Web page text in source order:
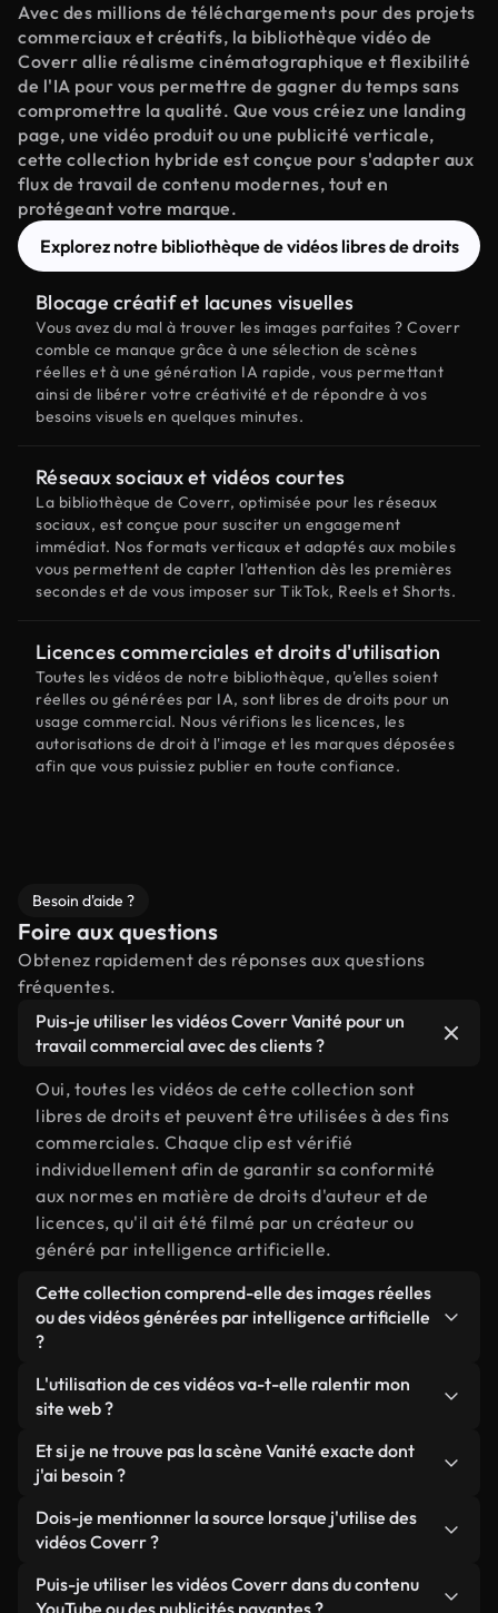
Avec des millions de téléchargements pour des projets
commerciaux et créatifs, la bibliothèque vidéo de
Coverr allie réalisme cinématographique et flexibilité
de l'IA pour vous permettre de gagner du temps sans
compromettre la qualité. Que vous créiez une landing
page, une vidéo produit ou une publicité verticale,
cette collection hybride est conçue pour s'adapter aux
flux de travail de contenu modernes, tout en
protégeant votre marque.
Explorez notre bibliothèque de vidéos libres de droits
Blocage créatif et lacunes visuelles
Vous avez du mal à trouver les images parfaites ? Coverr
comble ce manque grâce à une sélection de scènes
réelles et à une génération IA rapide, vous permettant
ainsi de libérer votre créativité et de répondre à vos
besoins visuels en quelques minutes.
Réseaux sociaux et vidéos courtes
La bibliothèque de Coverr, optimisée pour les réseaux
sociaux, est conçue pour susciter un engagement
immédiat. Nos formats verticaux et adaptés aux mobiles
vous permettent de capter l'attention dès les premières
secondes et de vous imposer sur TikTok, Reels et Shorts.
Licences commerciales et droits d'utilisation
Toutes les vidéos de notre bibliothèque, qu'elles soient
réelles ou générées par IA, sont libres de droits pour un
usage commercial. Nous vérifions les licences, les
autorisations de droit à l'image et les marques déposées
afin que vous puissiez publier en toute confiance.
Besoin d'aide ?
Foire aux questions
Obtenez rapidement des réponses aux questions
fréquentes.
Puis-je utiliser les vidéos Coverr Vanité pour un
travail commercial avec des clients ?
Oui, toutes les vidéos de cette collection sont
libres de droits et peuvent être utilisées à des fins
commerciales. Chaque clip est vérifié
individuellement afin de garantir sa conformité
aux normes en matière de droits d'auteur et de
licences, qu'il ait été filmé par un créateur ou
généré par intelligence artificielle.
Cette collection comprend-elle des images réelles
ou des vidéos générées par intelligence artificielle
?
Les deux. Il s'agit d'une bibliothèque hybride
composée de véritables images filmées par des
générées par IA. Chaque vidéo est clairement
identifiée afin que vous sachiez toujours ce que
vous utilisez.
L'utilisation de ces vidéos va-t-elle ralentir mon
site web ?
Sauf si vous choisissez nos versions optimisées.
Nous proposons des formats légers, prêts pour le
ils conservent une qualité élevée tout en
minimisant les temps de chargement et en
améliorant des indicateurs comme le LCP.
Et si je ne trouve pas la scène Vanité exacte dont
j'ai besoin ?
Vous pouvez en créer une instantanément avec
Coverr AI Studio. Il vous suffit de décrire la scène,
Studio générera en quelques secondes une vidéo
Dois-je mentionner la source lorsque j'utilise des
vidéos Coverr ?
Aucune attribution n'est requise. Toutes les vidéos
de notre bibliothèque sont libres de droits et
Puis-je utiliser les vidéos Coverr dans du contenu
YouTube ou des publicités payantes ?